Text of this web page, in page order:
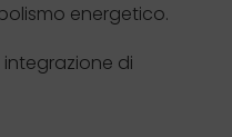
energetico.
di